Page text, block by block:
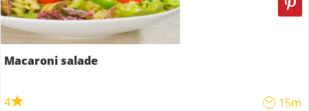
Macaroni salade
4 15m